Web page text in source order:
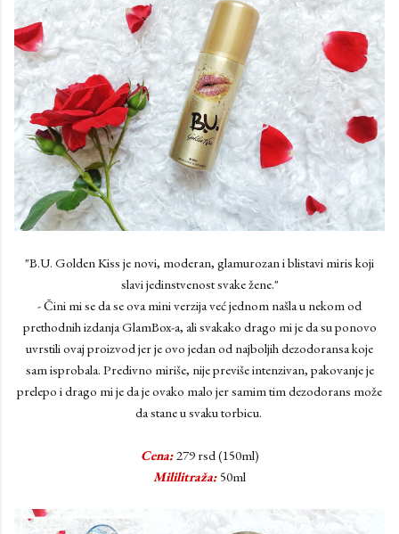
"B.U. Golden Kiss je novi, moderan, glamurozan i blistavi miris koji
slavi jedinstvenost svake žene."
- Čini mi se da se ova mini verzija već jednom našla u nekom od
prethodnih izdanja GlamBox-a, ali svakako drago mi je da su ponovo
uvrstili ovaj proizvod jer je ovo jedan od najboljih dezodoransa koje
sam isprobala. Predivno miriše, nije previše intenzivan, pakovanje je
prelepo i drago mi je da je ovako malo jer samim tim dezodorans može
da stane u svaku torbicu.
Cena:279 rsd (150ml)
Mililitraža:50ml